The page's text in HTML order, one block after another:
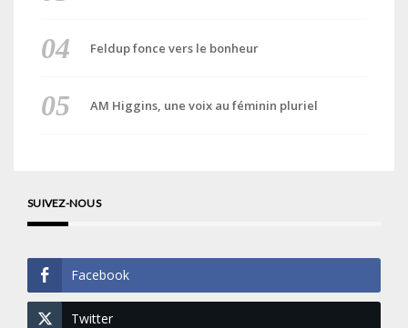
Feldup fonce vers le bonheur
AM Higgins, une voix au féminin pluriel
SUIVEZ-NOUS
Facebook
Twitter